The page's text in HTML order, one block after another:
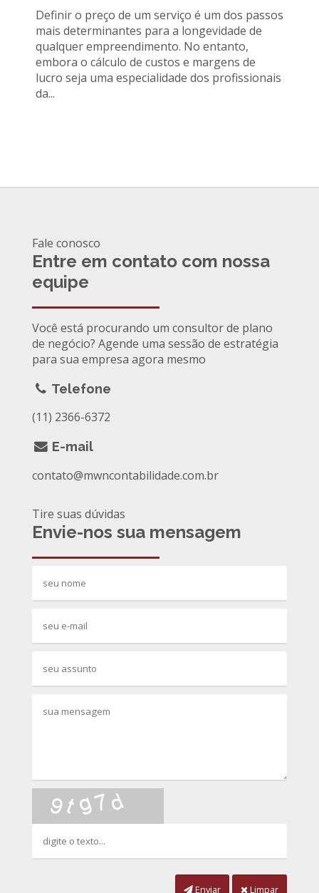
Definir o preço de um serviço é um dos passos
mais determinantes para a longevidade de
qualquer empreendimento. No entanto,
embora o cálculo de custos e margens de
lucro seja uma especialidade dos profissionais
da...
Fale conosco
Entre em contato com nossa
equipe
Você está procurando um consultor de plano
de negócio? Agende uma sessão de estratégia
para sua empresa agora mesmo
Telefone
(11) 2366-6372
E-mail
contato@mwncontabilidade.com.br
Tire suas dúvidas
Envie-nos sua mensagem
Enviar Limpar